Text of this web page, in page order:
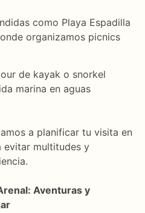
como Playa Espadilla
organizamos picnics
de kayak o snorkel
marina en aguas
a planificar tu visita en
evitar multitudes y
Aventuras y